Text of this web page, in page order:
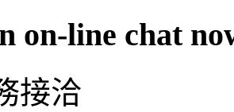
on-line chat
接洽